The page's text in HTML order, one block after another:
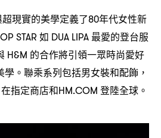
現實的美學定義了80年代女性新
STAR 如 DUA LIPA 最愛的登台服
H&M 的合作將引領一眾時尚愛好
學。聯乘系列包括男女裝和配飾 ，
指定商店和HM.COM 登陸全球。